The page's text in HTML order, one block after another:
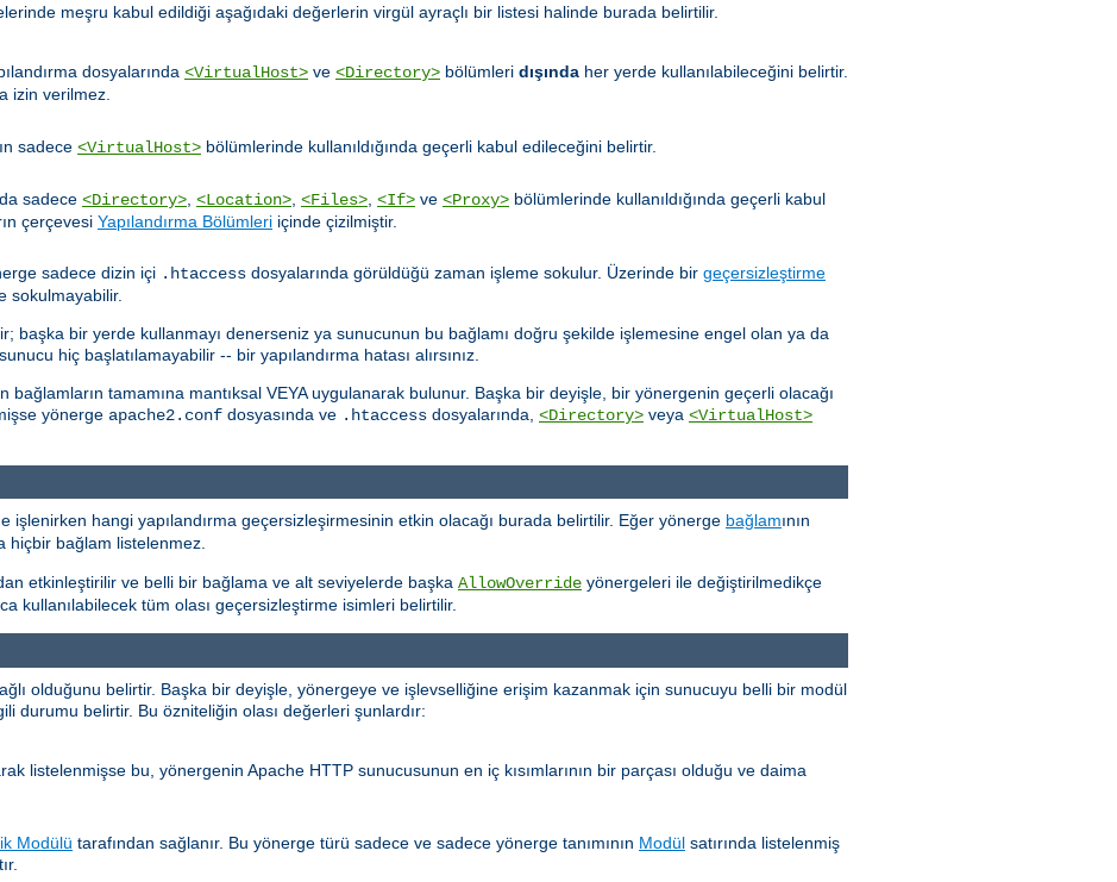
meşru kabul edildiği aşağıdaki değerlerin virgül ayraçlı bir listesi halinde burada belirtilir.
dosyalarında <VirtualHost> ve <Directory> bölümleri dışında her yerde kullanılabileceğini belirtir.
izin verilmez.
sadece <VirtualHost> bölümlerinde kullanıldığında geçerli kabul edileceğini belirtir.
sadece <Directory> <Location> <Files> <If> ve <Proxy> bölümlerinde kullanıldığında geçerli kabul
çerçevesi Yapılandırma Bölümleri içinde çizilmiştir.
sadece dizin içi .htaccess dosyalarında görüldüğü zaman işleme sokulur. Üzerinde bir geçersizleştirme
sokulmayabilir.
başka bir yerde kullanmayı denerseniz ya sunucunun bu bağlamı doğru şekilde işlemesine engel olan ya da
hiç başlatılamayabilir -- bir yapılandırma hatası alırsınız.
tamamına mantıksal VEYA uygulanarak bulunur. Başka bir deyişle, bir yönergenin geçerli olacağı
yönerge apache2.conf dosyasında ve .htaccess dosyalarında, <Directory> veya <VirtualHost>
işlenirken hangi yapılandırma geçersizleşirmesinin etkin olacağı burada belirtilir. Eğer yönerge bağlamının
hiçbir bağlam listelenmez.
etkinleştirilir ve belli bir bağlama ve alt seviyelerde başka AllowOverride yönergeleri ile değiştirilmedikçe
kullanılabilecek tüm olası geçersizleştirme isimleri belirtilir.
olduğunu belirtir. Başka bir deyişle, yönergeye ve işlevselliğine erişim kazanmak için sunucuyu belli bir modül
durumu belirtir. Bu özniteliğin olası değerleri şunlardır:
listelenmişse bu, yönergenin Apache HTTP sunucusunun en iç kısımlarının bir parçası olduğu ve daima
Modülü tarafından sağlanır. Bu yönerge türü sadece ve sadece yönerge tanımının Modül satırında listelenmiş